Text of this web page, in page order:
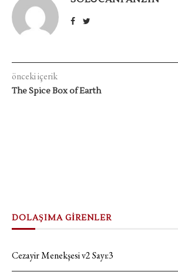
önceki içerik
The Spice Box of Earth
DOLAŞIMA GİRENLER
Cezayir Menekşesi v2 Sayı:3